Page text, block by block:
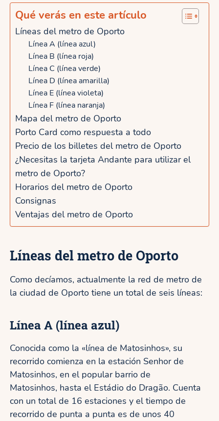
Qué verás en este artículo
Líneas del metro de Oporto
Línea A (línea azul)
Línea B (línea roja)
Línea C (línea verde)
Línea D (línea amarilla)
Línea E (línea violeta)
Línea F (línea naranja)
Mapa del metro de Oporto
Porto Card como respuesta a todo
Precio de los billetes del metro de Oporto
¿Necesitas la tarjeta Andante para utilizar el
metro de Oporto?
Horarios del metro de Oporto
Consignas
Ventajas del metro de Oporto
Líneas del metro de Oporto
Como decíamos, actualmente la red de metro de
la ciudad de Oporto tiene un total de seis líneas:
Línea A (línea azul)
Conocida como la «línea de Matosinhos», su
recorrido comienza en la estación Senhor de
Matosinhos, en el popular barrio de
Matosinhos, hasta el Estádio do Dragão. Cuenta
con un total de 16 estaciones y el tiempo de
recorrido de punta a punta es de unos 40